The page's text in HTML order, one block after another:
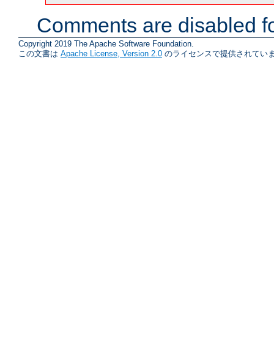
Comments are disabled
Copyright 2019 The Apache Software Foundation.
この文書は Apache License, Version 2.0 のライセンスで提供されてい